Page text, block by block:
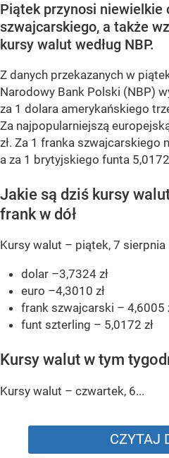
Piątek przynosi niewielkie
szwajcarskiego, a także
kursy walut według NBP.
Z danych przekazanych w
Narodowy Bank Polski (NBP)
za 1 dolara amerykańskiego
Za najpopularniejszą
zł. Za 1 franka szwajcarskiego
a za 1 brytyjskiego funta 5,0172
Jakie są dziś kursy
frank w dół
Kursy walut – piątek, 7 sierpnia
dolar –3,7324 zł
euro –4,3010 zł
frank szwajcarski – 4,6005
funt szterling – 5,0172 zł
Kursy walut w tym
Kursy walut – czwartek, 6...
CZYTAJ